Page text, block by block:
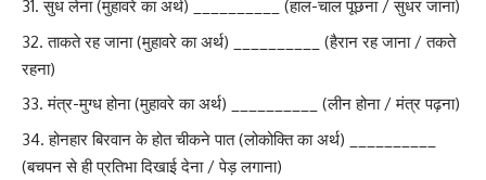
सुध लेना (मुहावरे का अर्थ) __________ (हाल-चाल पूछना / सुधर जाना)
ताकते रह जाना (मुहावरे का अर्थ) __________ (हैरान रह जाना / तकते
रहना)
मंत्र-मुग्ध होना (मुहावरे का अर्थ) __________ (लीन होना / मंत्र पढ़ना)
होनहार बिरवान के होत चीकने पात (लोकोक्ति का अर्थ) __________
(बचपन से ही प्रतिभा दिखाई देना / पेड़ लगाना)